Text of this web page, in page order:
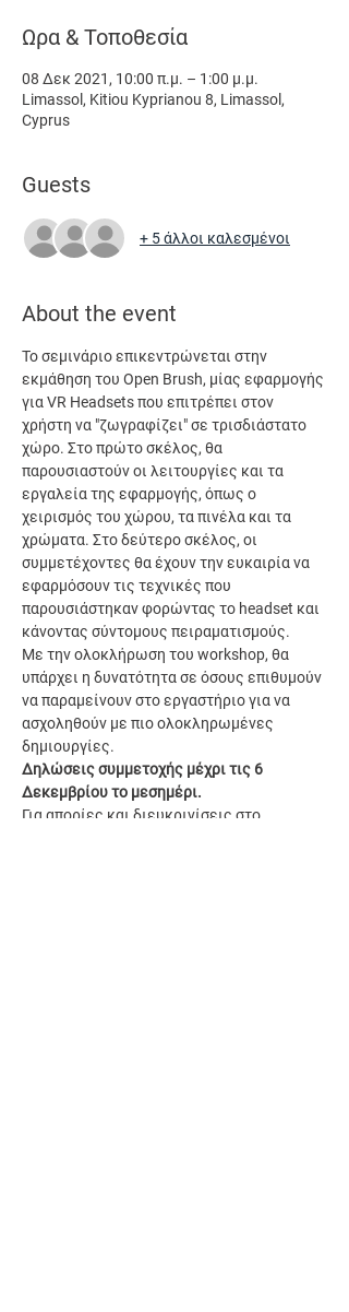
Ωρα & Τοποθεσία
08 Δεκ 2021, 10:00 π.μ. – 1:00 μ.μ.
Limassol, Kitiou Kyprianou 8, Limassol,
Cyprus
Guests
+ 5 άλλοι καλεσμένοι
About the event
Το σεμινάριο επικεντρώνεται στην
εκμάθηση του Open Brush, μίας εφαρμογής
για VR Headsets που επιτρέπει στον
χρήστη να "ζωγραφίζει" σε τρισδιάστατο
χώρο. Στο πρώτο σκέλος, θα
παρουσιαστούν οι λειτουργίες και τα
εργαλεία της εφαρμογής, όπως ο
χειρισμός του χώρου, τα πινέλα και τα
χρώματα. Στο δεύτερο σκέλος, οι
συμμετέχοντες θα έχουν την ευκαιρία να
εφαρμόσουν τις τεχνικές που
παρουσιάστηκαν φορώντας το headset και
κάνοντας σύντομους πειραματισμούς.
Με την ολοκλήρωση του workshop, θα
υπάρχει η δυνατότητα σε όσους επιθυμούν
να παραμείνουν στο εργαστήριο για να
ασχοληθούν με πιο ολοκληρωμένες
δημιουργίες.
Δηλώσεις συμμετοχής μέχρι τις 6
Δεκεμβρίου το μεσημέρι.
Για απορίες και διευκρινίσεις στο